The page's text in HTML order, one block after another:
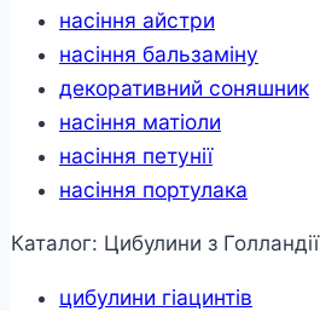
насіння айстри
насіння бальзаміну
декоративний соняшник
насіння матіоли
насіння петунії
насіння портулака
Каталог: Цибулини з Голландії
цибулини гіацинтів